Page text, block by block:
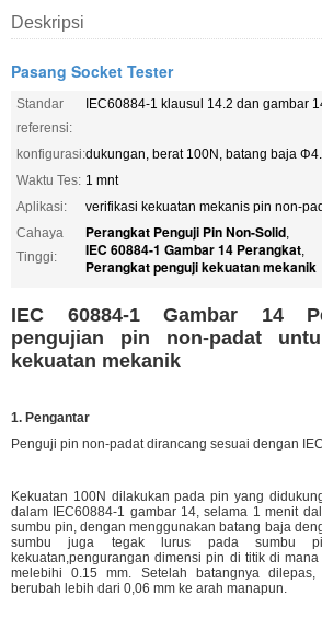
Deskripsi
Pasang Socket Tester
Standar
referensi:
IEC60884-1 klausul 14.2 dan gambar
konfigurasi:dukungan, berat 100N, batang baja
Waktu Tes: 1 mnt
Aplikasi:
verifikasi kekuatan mekanis pin non-
Cahaya
Tinggi:
Perangkat Penguji Pin Non-Solid,
IEC 60884-1 Gambar 14 Perangkat,
Perangkat penguji kekuatan mekanik
IEC 60884-1 Gambar 14
pengujian pin non-padat
kekuatan mekanik
1. Pengantar
Penguji pin non-padat dirancang sesuai dengan
Kekuatan 100N dilakukan pada pin yang
dalam IEC60884-1 gambar 14, selama 1 menit
sumbu pin, dengan menggunakan batang baja
sumbu juga tegak lurus pada sumbu
kekuatan,pengurangan dimensi pin di titik di
melebihi 0.15 mm. Setelah batangnya
berubah lebih dari 0,06 mm ke arah manapun.